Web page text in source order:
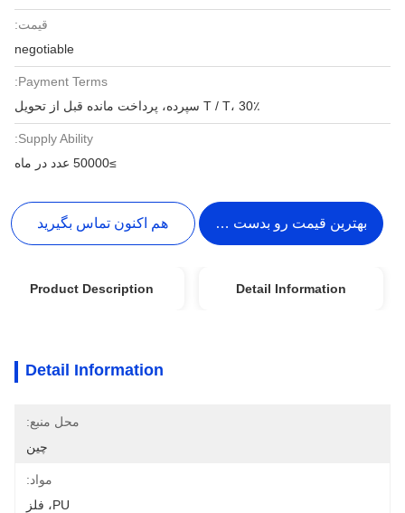
قیمت:
negotiable
Payment Terms:
T / T، 30٪ سپرده، پرداخت مانده قبل از تحویل
Supply Ability:
≥50000 عدد در ماه
بهترین قیمت رو بدست بیار هم اکنون تماس بگیرید
Detail Information
Product Description
Detail Information
محل منبع:
چین
مواد:
PU، فلز